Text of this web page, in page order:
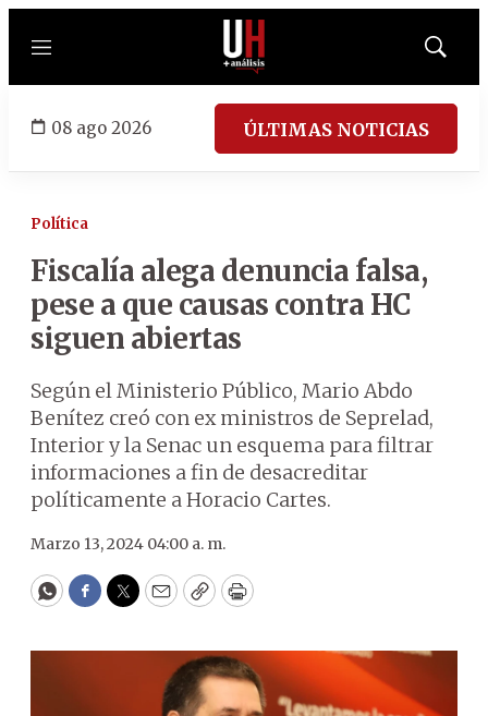
Menú
Mostrar
08 ago 2026 ÚLTIMAS NOTICIAS
Política
Fiscalía alega denuncia falsa,
pese a que causas contra HC
siguen abiertas
Según el Ministerio Público, Mario Abdo
Benítez creó con ex ministros de Seprelad,
Interior y la Senac un esquema para filtrar
informaciones a fin de desacreditar
políticamente a Horacio Cartes.
Marzo 13, 2024 04:00 a. m.
WhatsApp
Facebook
Twitter
EmailCopyPrint